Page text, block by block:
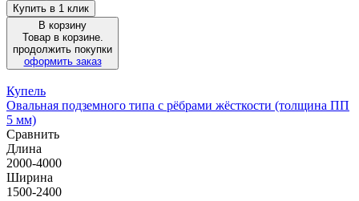
Купить в 1 клик
В корзину
Товар в корзине.
продолжить покупки
оформить заказ
Купель
Овальная подземного типа с рёбрами жёсткости (толщина ПП
5 мм)
Сравнить
Длина
2000-4000
Ширина
1500-2400